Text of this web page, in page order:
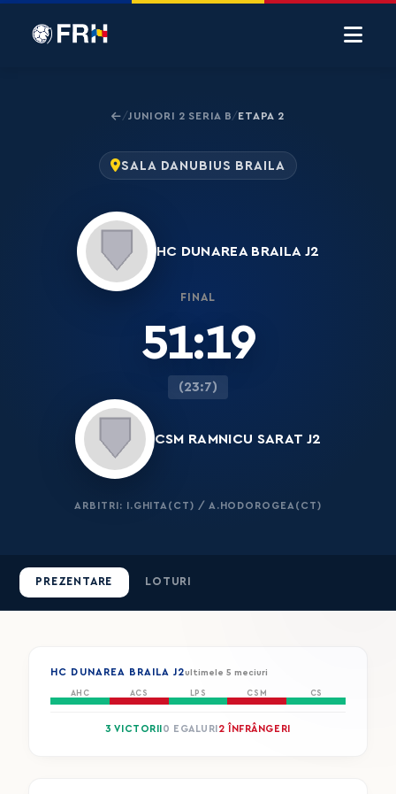
/JUNIORI 2 SERIA B/ETAPA 2
SALA DANUBIUS BRAILA
HC DUNAREA BRAILA J2
FINAL
51:19
(23:7)
CSM RAMNICU SARAT J2
ARBITRI: I.GHITA(CT) / A.HODOROGEA(CT)
PREZENTARE LOTURI
HC DUNAREA BRAILA J2ultimele 5 meciuri
AHC ACS LPS CSM CS
3 VICTORII 0 EGALURI 2 ÎNFRÂNGERI